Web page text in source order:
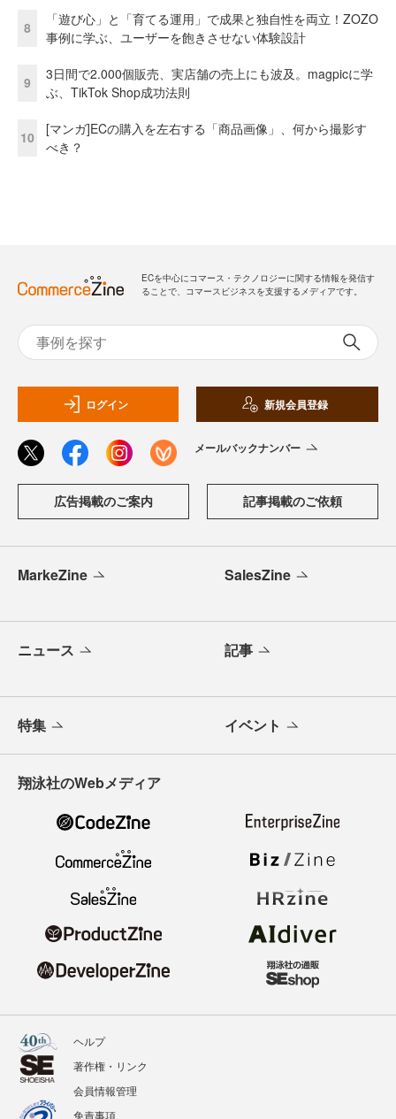
8
「遊び心」と「育てる運用」で成果と独自性を両立！ZOZO
事例に学ぶ、ユーザーを飽きさせない体験設計
9
3日間で2.000個販売、実店舗の売上にも波及。magpicに学
ぶ、TikTok Shop成功法則
10
[マンガ]ECの購入を左右する「商品画像」、何から撮影す
べき？
ECを中心にコマース・テクノロジーに関する情報を発信す
ることで、コマースビジネスを支援するメディアです。
ログイン 新規会員登録
メールバックナンバー
広告掲載のご案内 記事掲載のご依頼
MarkeZine SalesZine
ニュース 記事
特集 イベント
翔泳社のWebメディア
ヘルプ
著作権・リンク
会員情報管理
免責事項